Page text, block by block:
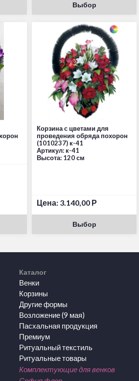
Выбор
Корзина с цветами для
проведения обряда похорон
(1010237) к-41
Артикул: к-41
Высота: 120 см
Цена: 3.140,00 Р
Выбор
Каталог
Венки
Корзины
Другие формы
Возложение (9 мая)
Пасхальная продукция
Премиум
Ритуальный текстиль
Ритуальные товары
Комплектующие для венков